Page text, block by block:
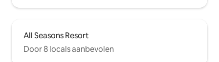
All Seasons Resort
Door 8 locals aanbevolen